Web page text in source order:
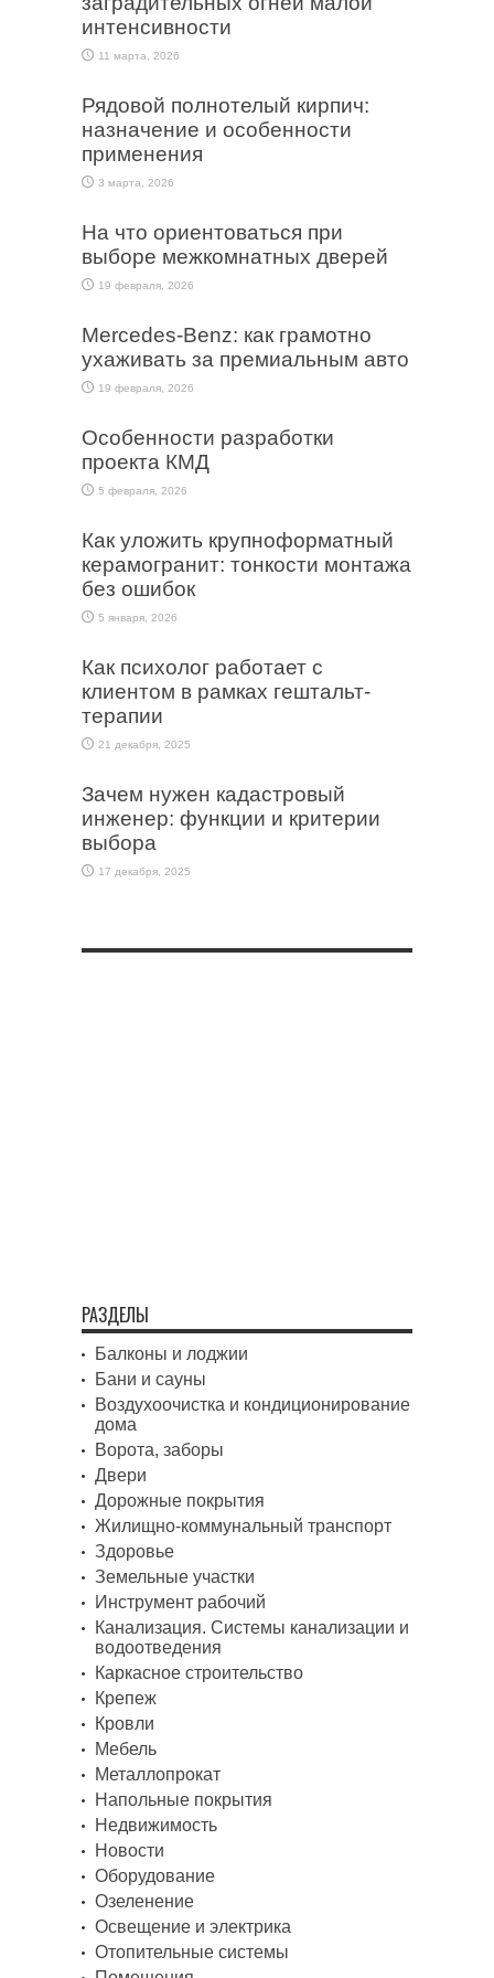
интенсивности
11 марта, 2026
Рядовой полнотелый кирпич:
назначение и особенности
применения
3 марта, 2026
На что ориентоваться при
выборе межкомнатных дверей
19 февраля, 2026
Mercedes-Benz: как грамотно
ухаживать за премиальным авто
19 февраля, 2026
Особенности разработки
проекта КМД
5 февраля, 2026
Как уложить крупноформатный
керамогранит: тонкости монтажа
без ошибок
5 января, 2026
Как психолог работает с
клиентом в рамках гештальт-
терапии
21 декабря, 2025
Зачем нужен кадастровый
инженер: функции и критерии
выбора
17 декабря, 2025
РАЗДЕЛЫ
Балконы и лоджии
Бани и сауны
Воздухоочистка и кондиционирование
дома
Ворота, заборы
Двери
Дорожные покрытия
Жилищно-коммунальный транспорт
Здоровье
Земельные участки
Инструмент рабочий
Канализация. Системы канализации и
водоотведения
Каркасное строительство
Крепеж
Кровли
Мебель
Металлопрокат
Напольные покрытия
Недвижимость
Новости
Оборудование
Озеленение
Освещение и электрика
Отопительные системы